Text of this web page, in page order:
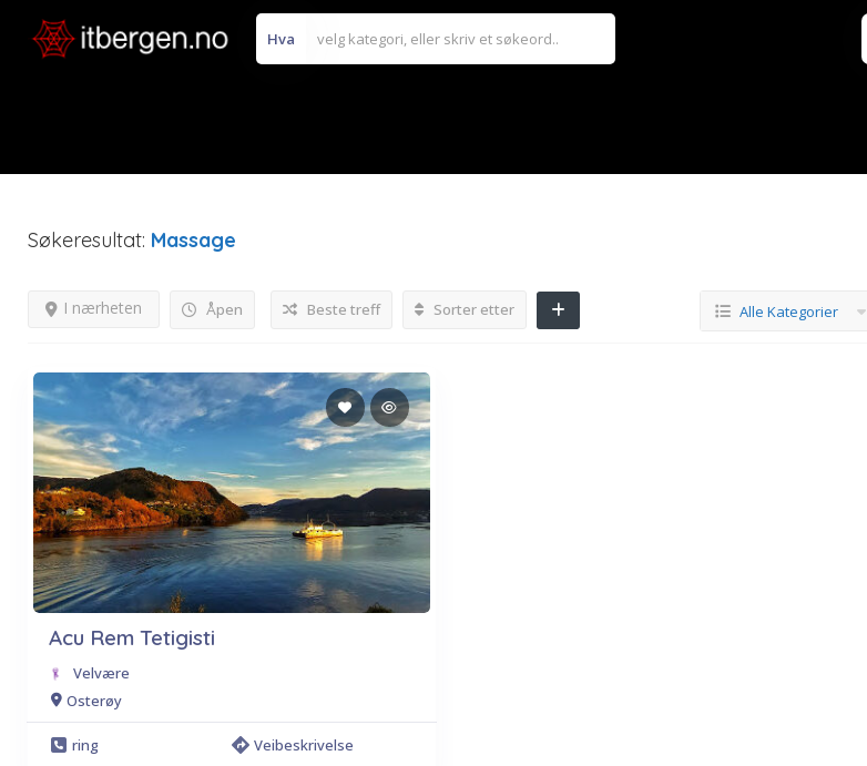
Hva
Søkeresultat: Massage
Åpen
I nærheten Beste treff Sorter etter Alle Kategorier
Acu Rem Tetigisti
Velvære
Osterøy
ring Veibeskrivelse